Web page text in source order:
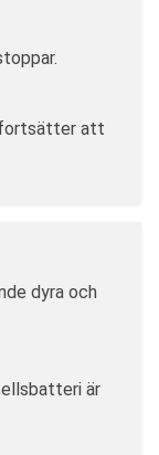
att
dyra och
är